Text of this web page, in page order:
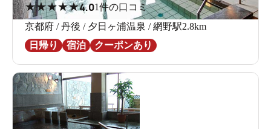
★★★★★4.01件の口コミ
京都府 / 丹後 / 夕日ヶ浦温泉 / 網野駅2.8km
日帰り
宿泊 クーポンあり